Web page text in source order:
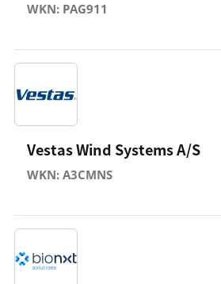
WKN: PAG911
Vestas Wind Systems A/S
WKN: A3CMNS